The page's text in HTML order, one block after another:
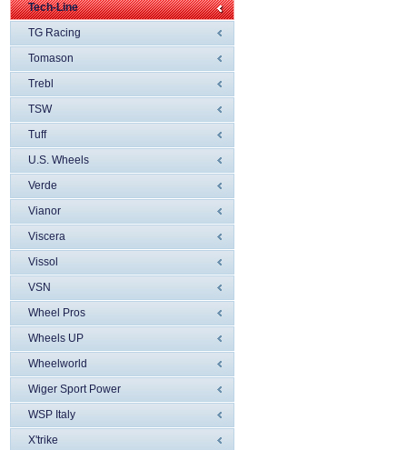
Tech-Line
TG Racing
Tomason
Trebl
TSW
Tuff
U.S. Wheels
Verde
Vianor
Viscera
Vissol
VSN
Wheel Pros
Wheels UP
Wheelworld
Wiger Sport Power
WSP Italy
X'trike